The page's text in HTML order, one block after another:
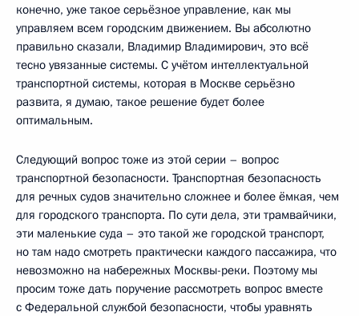
конечно, уже такое серьёзное управление, как мы
управляем всем городским движением. Вы абсолютно
правильно сказали, Владимир Владимирович, это всё
тесно увязанные системы. С учётом интеллектуальной
транспортной системы, которая в Москве серьёзно
развита, я думаю, такое решение будет более
оптимальным.
Следующий вопрос тоже из этой серии – вопрос
транспортной безопасности. Транспортная безопасность
для речных судов значительно сложнее и более ёмкая, чем
для городского транспорта. По сути дела, эти трамвайчики,
эти маленькие суда – это такой же городской транспорт,
но там надо смотреть практически каждого пассажира, что
невозможно на набережных Москвы-реки. Поэтому мы
просим тоже дать поручение рассмотреть вопрос вместе
с Федеральной службой безопасности, чтобы уравнять